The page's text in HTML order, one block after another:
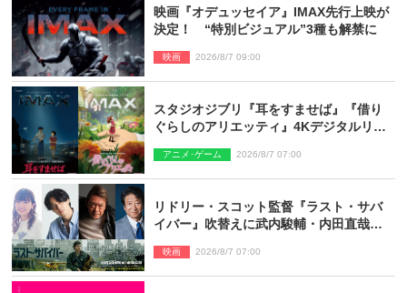
映画『オデュッセイア』IMAX先行上映が
決定！ “特別ビジュアル”3種も解禁に
映画 2026/8/7 09:00
スタジオジブリ『耳をすませば』『借り
ぐらしのアリエッティ』4Kデジタルリマ
アニメ･ゲーム 2026/8/7 07:00
リドリー・スコット監督『ラスト・サバ
イバー』吹替えに武内駿輔・内田直哉・
結！
映画 2026/8/7 07:00